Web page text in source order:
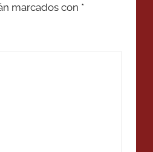
marcados con *